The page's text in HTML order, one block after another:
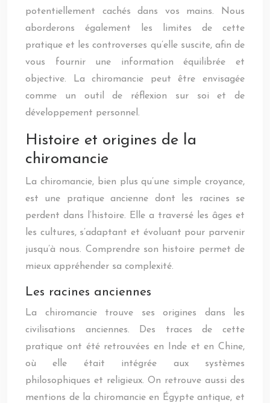
potentiellement cachés dans vos mains. Nous
aborderons également les limites de cette
pratique et les controverses qu’elle suscite, afin de
vous fournir une information équilibrée et
objective. La chiromancie peut être envisagée
comme un outil de réflexion sur soi et de
développement personnel.
Histoire et origines de la
chiromancie
La chiromancie, bien plus qu’une simple croyance,
est une pratique ancienne dont les racines se
perdent dans l’histoire. Elle a traversé les âges et
les cultures, s’adaptant et évoluant pour parvenir
jusqu’à nous. Comprendre son histoire permet de
mieux appréhender sa complexité.
Les racines anciennes
La chiromancie trouve ses origines dans les
civilisations anciennes. Des traces de cette
pratique ont été retrouvées en Inde et en Chine,
où elle était intégrée aux systèmes
philosophiques et religieux. On retrouve aussi des
mentions de la chiromancie en Égypte antique, et